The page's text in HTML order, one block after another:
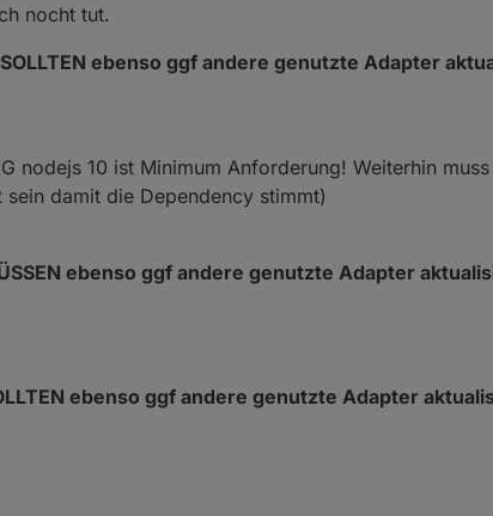
nocht tut.
ebenso ggf andere genutzte Adapter
nodejs 10 ist Minimum Anforderung! Weiterhin
damit die Dependency stimmt)
ebenso ggf andere genutzte Adapter
ebenso ggf andere genutzte Adapter